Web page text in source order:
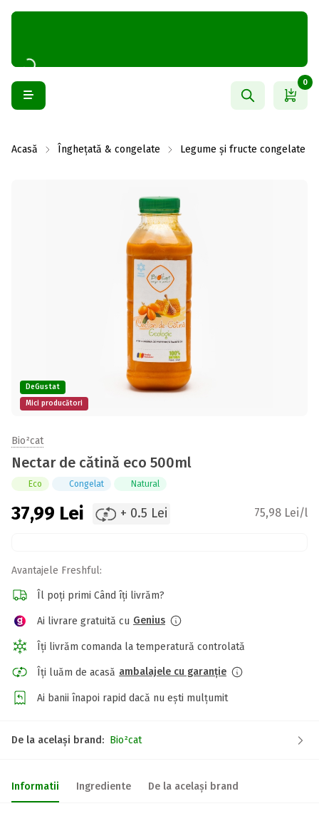
0
Acasă Înghețată & congelate Legume și fructe congelate
DeGustat
Mici producători
Bio²cat
Nectar de cătină eco 500ml
Eco Congelat Natural
37,99 Lei + 0.5 Lei 75,98 Lei/l
Avantajele Freshful:
Îl poți primi Când îți livrăm?
Ai livrare gratuită cu Genius
Îți livrăm comanda la temperatură controlată
Îți luăm de acasă ambalajele cu garanție
Ai banii înapoi rapid dacă nu ești mulțumit
De la același brand: Bio²cat
Informatii Ingrediente De la același brand